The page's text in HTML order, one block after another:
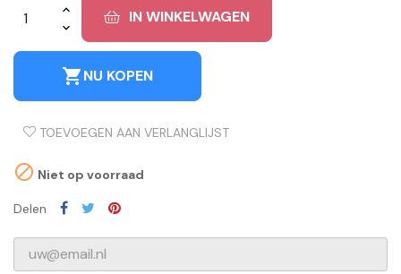
IN WINKELWAGEN
shopping_cartNU KOPEN
TOEVOEGEN AAN VERLANGLIJST
 Niet op voorraad
Delen